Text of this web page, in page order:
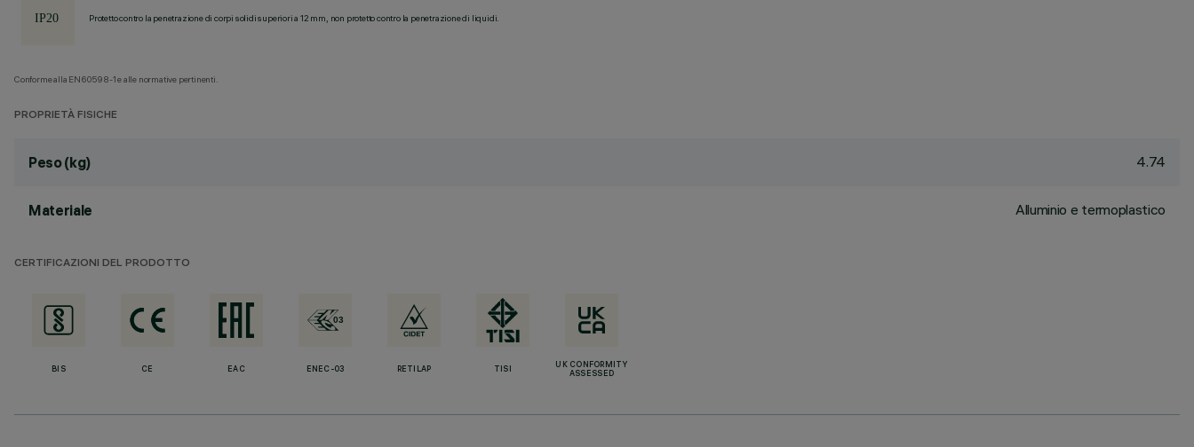
Protetto contro la penetrazione di corpi solidi superiori a 12 mm, non protetto contro la penetrazione di liquidi.
Conforme alla EN60598-1 e alle normative pertinenti.
PROPRIETÀ FISICHE
Peso (kg) 4.74
Materiale Alluminio e termoplastico
CERTIFICAZIONI DEL PRODOTTO
BIS CE EAC ENEC-03 RETILAP TISI
UK CONFORMITY
ASSESSED